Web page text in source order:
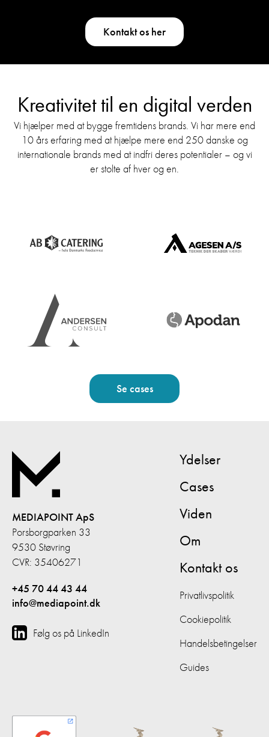
Kontakt os her
Kreativitet til en digital verden
Vi hjælper med at bygge fremtidens brands. Vi har mere end
10 års erfaring med at hjælpe mere end 250 danske og
internationale brands med at indfri deres potentialer – og vi
er stolte af hver og en.
Se cases
MEDIAPOINT ApS
Porsborgparken 33
9530 Støvring
CVR: 35406271
+45 70 44 43 44
info@mediapoint.dk
Følg os på LinkedIn
Ydelser
Cases
Viden
Om
Kontakt os
Privatlivspolitik
Cookiepolitik
Handelsbetingelser
Guides